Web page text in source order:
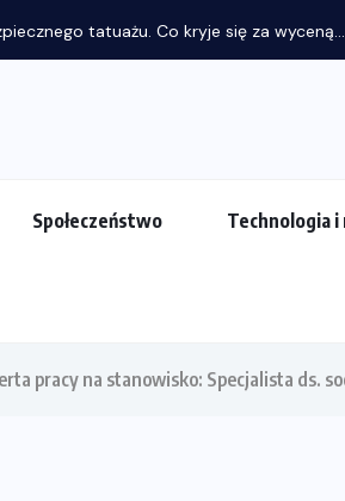
tatuażu. Co kryje się za wyceną...
Społeczeństwo Technologia i
pracy na stanowisko: Specjalista ds.